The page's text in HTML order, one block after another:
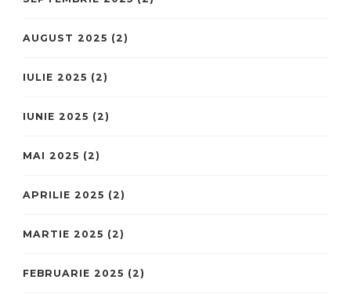
AUGUST 2025 (2)
IULIE 2025 (2)
IUNIE 2025 (2)
MAI 2025 (2)
APRILIE 2025 (2)
MARTIE 2025 (2)
FEBRUARIE 2025 (2)